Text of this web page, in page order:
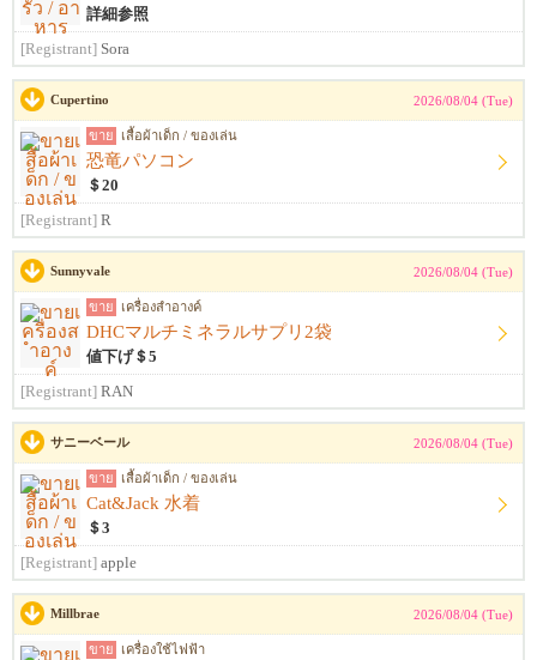
詳細参照
[Registrant] Sora
Cupertino 2026/08/04 (Tue)
ขาย เสื้อผ้าเด็ก / ของเล่น
恐竜パソコン
＄20
[Registrant] R
Sunnyvale 2026/08/04 (Tue)
ขาย เครื่องสำอางค์
DHCマルチミネラルサプリ2袋
値下げ＄5
[Registrant] RAN
サニーベール 2026/08/04 (Tue)
ขาย เสื้อผ้าเด็ก / ของเล่น
Cat&Jack 水着
＄3
[Registrant] apple
Millbrae 2026/08/04 (Tue)
ขาย เครื่องใช้ไฟฟ้า